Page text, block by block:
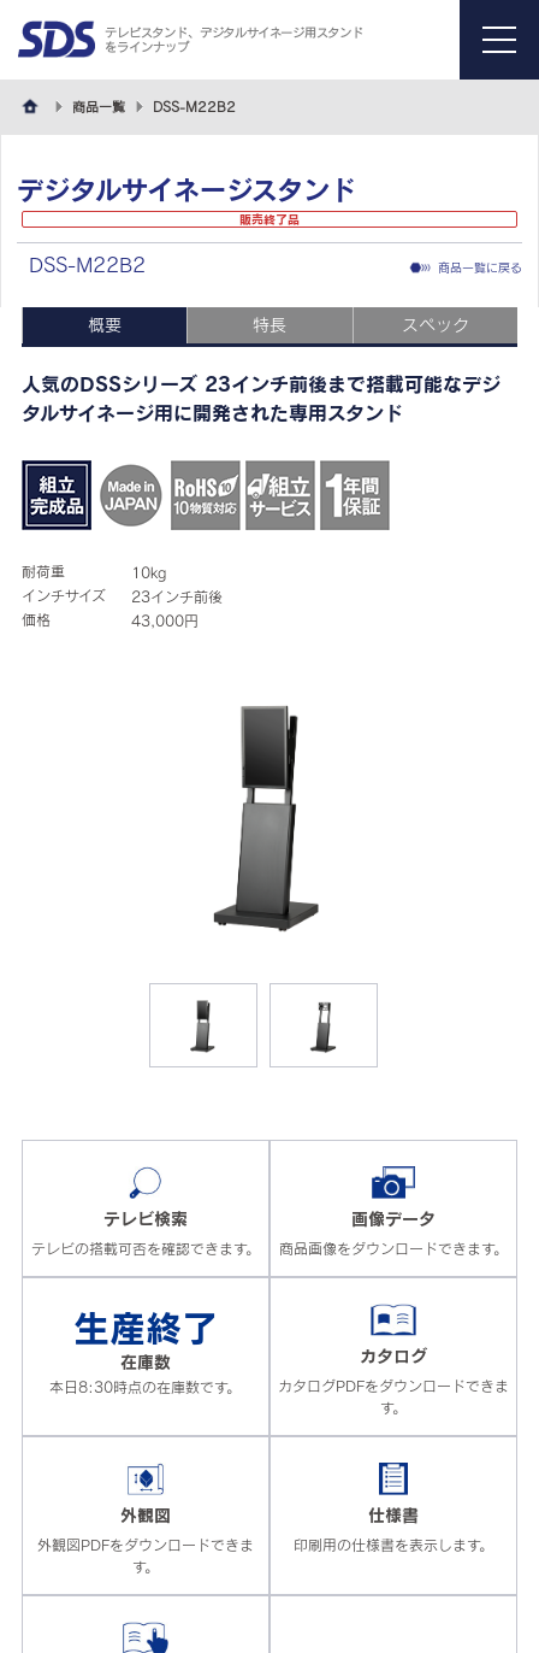
テレビスタンド、デジタルサイネージ用スタンド
をラインナップ
menu
商品一覧 DSS-M22B2
デジタルサイネージスタンド
販売終了品
DSS-M22B2 商品一覧に戻る
概要 特長 スペック
人気のDSSシリーズ 23インチ前後まで搭載可能なデジ
タルサイネージ用に開発された専用スタンド
耐荷重
10kg
インチサイズ
23インチ前後
価格
43,000円
テレビ検索
テレビの搭載可否を確認できます。
画像データ
商品画像をダウンロードできます。
生産終了
在庫数
本日8:30時点の在庫数です。
カタログ
カタログPDFをダウンロードできま
す。
外観図
外観図PDFをダウンロードできま
す。
仕様書
印刷用の仕様書を表示します。